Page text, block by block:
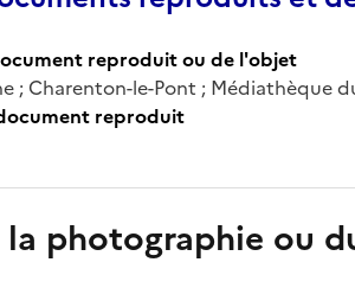
reproduit ou de l'objet
; Charenton-le-Pont ;
reproduit
photographie ou